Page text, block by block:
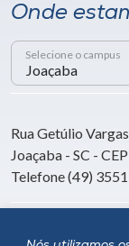
Onde
Selecione o campus
Rua Getúlio
Joaçaba - SC -
Telefone (49)
Siga a